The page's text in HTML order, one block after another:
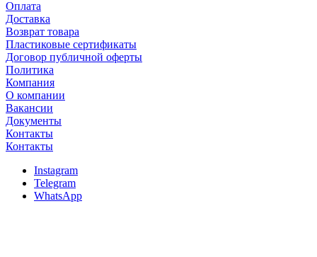
Оплата
Доставка
Возврат товара
Пластиковые сертификаты
Договор публичной оферты
Политика
Компания
О компании
Вакансии
Документы
Контакты
Контакты
Instagram
Telegram
WhatsApp